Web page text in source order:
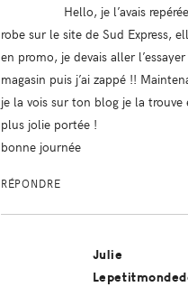
Hello, je l’avais
robe sur le site de Sud Express,
en promo, je devais aller
magasin puis j’ai zappé !!
je la vois sur ton blog je la trouve
plus jolie portée !
bonne journée
RÉPONDRE
Julie